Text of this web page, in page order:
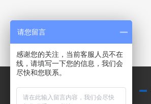
关于我们
请您留言
感谢您的关注，当前客服人员不在
线，请填写一下您的信息，我们会
尽快和您联系。